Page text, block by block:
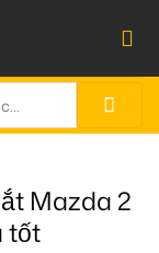
Mazda 2
tốt